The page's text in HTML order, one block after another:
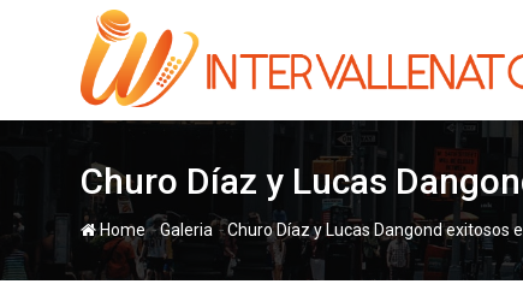
Home-Galeria-